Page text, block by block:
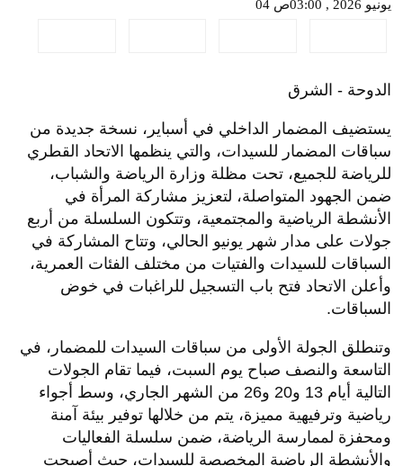
04 يونيو 2026 , 03:00ص
الدوحة - الشرق
يستضيف المضمار الداخلي في أسباير، نسخة جديدة من
سباقات المضمار للسيدات، والتي ينظمها الاتحاد القطري
للرياضة للجميع، تحت مظلة وزارة الرياضة والشباب،
ضمن الجهود المتواصلة، لتعزيز مشاركة المرأة في
الأنشطة الرياضية والمجتمعية، وتتكون السلسلة من أربع
جولات على مدار شهر يونيو الحالي، وتتاح المشاركة في
السباقات للسيدات والفتيات من مختلف الفئات العمرية،
وأعلن الاتحاد فتح باب التسجيل للراغبات في خوض
السباقات.
وتنطلق الجولة الأولى من سباقات السيدات للمضمار، في
التاسعة والنصف صباح يوم السبت، فيما تقام الجولات
التالية أيام 13 و20 و26 من الشهر الجاري، وسط أجواء
رياضية وترفيهية مميزة، يتم من خلالها توفير بيئة آمنة
ومحفزة لممارسة الرياضة، ضمن سلسلة الفعاليات
والأنشطة الرياضية المخصصة للسيدات، حيث أصبحت